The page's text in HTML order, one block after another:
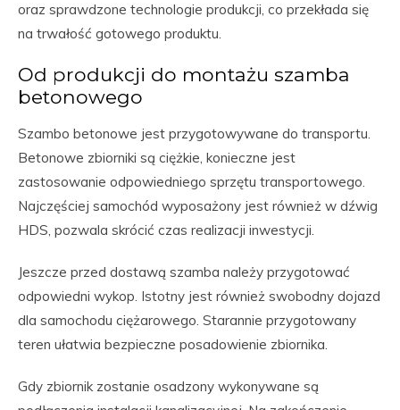
oraz sprawdzone technologie produkcji, co przekłada się
na trwałość gotowego produktu.
Od produkcji do montażu szamba
betonowego
Szambo betonowe jest przygotowywane do transportu.
Betonowe zbiorniki są ciężkie, konieczne jest
zastosowanie odpowiedniego sprzętu transportowego.
Najczęściej samochód wyposażony jest również w dźwig
HDS, pozwala skrócić czas realizacji inwestycji.
Jeszcze przed dostawą szamba należy przygotować
odpowiedni wykop. Istotny jest również swobodny dojazd
dla samochodu ciężarowego. Starannie przygotowany
teren ułatwia bezpieczne posadowienie zbiornika.
Gdy zbiornik zostanie osadzony wykonywane są